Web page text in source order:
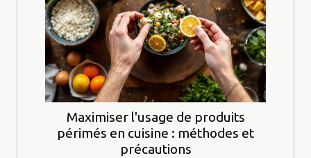
Maximiser l'usage de produits
périmés en cuisine : méthodes et
précautions